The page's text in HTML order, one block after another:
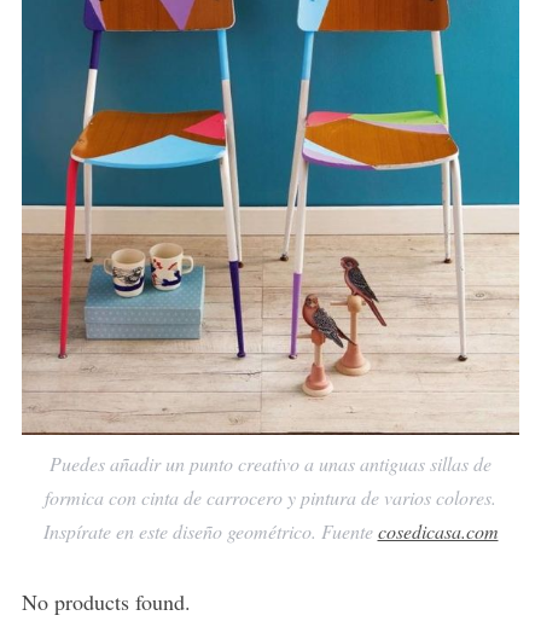
Puedes añadir un punto creativo a unas antiguas sillas de
formica con cinta de carrocero y pintura de varios colores.
Inspírate en este diseño geométrico. Fuentecosedicasa.com
No products found.